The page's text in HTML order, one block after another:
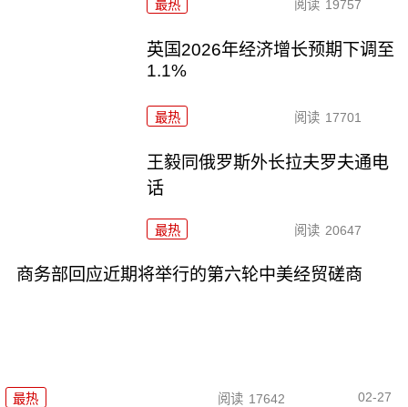
最热 阅读 19757
英国2026年经济增长预期下调至
1.1%
最热 阅读 17701
王毅同俄罗斯外长拉夫罗夫通电
话
最热 阅读 20647
商务部回应近期将举行的第六轮中美经贸磋商
最热 阅读 17642 02-27